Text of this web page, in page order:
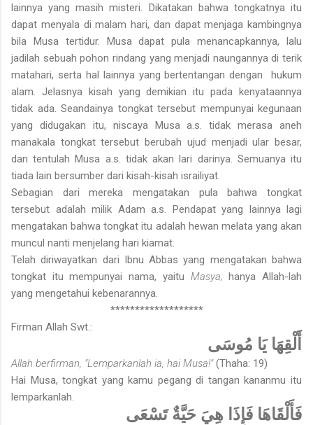
lainnya yang masih misteri. Dikatakan bahwa tongkatnya itu
dapat menyala di malam hari, dan dapat menjaga kambingnya
bila Musa tertidur. Musa dapat pula menancapkannya, lalu
jadilah sebuah pohon rindang yang menjadi naungannya di terik
matahari, serta hal lainnya yang bertentangan dengan hukum
alam. Jelasnya kisah yang demikian itu pada kenyataannya
tidak ada. Seandainya tongkat tersebut mempunyai kegunaan
yang didugakan itu, niscaya Musa a.s. tidak merasa aneh
manakala tongkat tersebut berubah ujud menjadi ular besar,
dan tentulah Musa a.s. tidak akan lari darinya. Semuanya itu
tiada lain bersumber dari kisah-kisah israiliyat.
Sebagian dari mereka mengatakan pula bahwa tongkat
tersebut adalah milik Adam a.s. Pendapat yang lainnya lagi
mengatakan bahwa tongkat itu adalah hewan melata yang akan
muncul nanti menjelang hari kiamat.
Telah diriwayatkan dari Ibnu Abbas yang mengatakan bahwa
tongkat itu mempunyai nama, yaitu Masya;hanya Allah-lah
yang mengetahui kebenarannya.
*******************
Firman Allah Swt.:
أَلْقِهَا يَا مُوسَى
Allah berfirman, "Lemparkanlah ia, hai Musa!"(Thaha: 19)
Hai Musa, tongkat yang kamu pegang di tangan kananmu itu
lemparkanlah.
فَأَلْقَاهَا فَإِذَا هِيَ حَيَّةٌ تَسْعَى